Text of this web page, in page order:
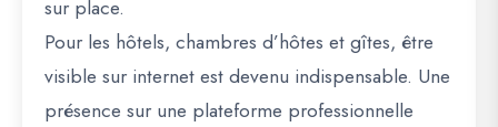
sur place.
Pour les hôtels, chambres d’hôtes et gîtes, être
visible sur internet est devenu indispensable. Une
présence sur une plateforme professionnelle